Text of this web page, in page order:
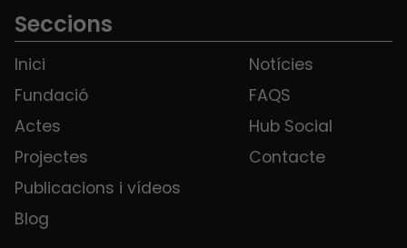
Seccions
Inici
Fundació
Actes
Projectes
Publicacions i vídeos
Blog
Notícies
FAQS
Hub Social
Contacte